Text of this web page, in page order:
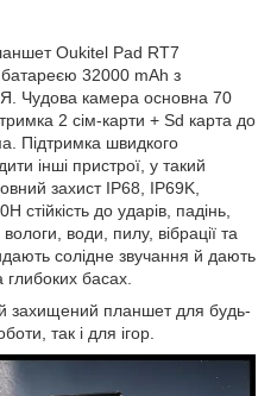
Oukitel Pad RT7
32000 mAh з
камера основна 70
2 сім-карти + Sd карта до
Підтримка швидкого
інші пристрої, у такий
захист IP68, IP69K,
стійкість до ударів, падінь,
води, пилу, вібрації та
солідне звучання й дають
глибоких басах.
захищений планшет для будь-
так і для ігор.